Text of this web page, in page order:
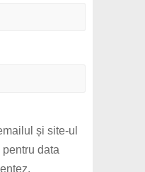
și site-ul
data